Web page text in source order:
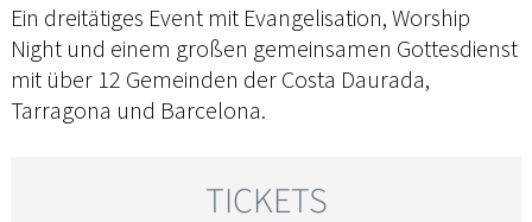
Ein dreitätiges Event mit Evangelisation, Worship
Night und einem großen gemeinsamen Gottesdienst
mit über 12 Gemeinden der Costa Daurada,
Tarragona und Barcelona.